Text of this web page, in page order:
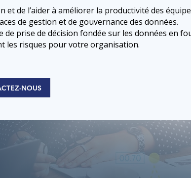
de l’aider à améliorer la productivité des
de gestion et de gouvernance des données.
prise de décision fondée sur les données en
les risques pour votre organisation.
NOUS